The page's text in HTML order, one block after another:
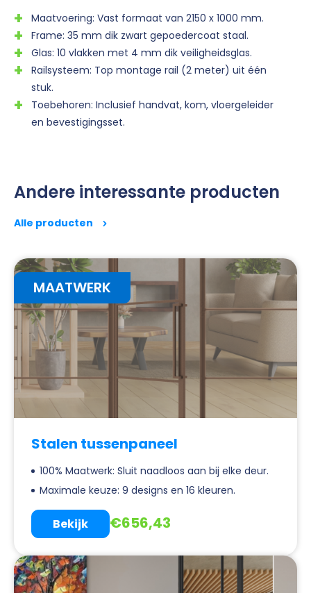
Maatvoering: Vast formaat van 2150 x 1000 mm.
Frame: 35 mm dik zwart gepoedercoat staal.
Glas: 10 vlakken met 4 mm dik veiligheidsglas.
Railsysteem: Top montage rail (2 meter) uit één
stuk.
Toebehoren: Inclusief handvat, kom, vloergeleider
en bevestigingsset.
Andere interessante producten
Alle producten
MAATWERK
Stalen tussenpaneel
100% Maatwerk: Sluit naadloos aan bij elke deur.
Maximale keuze: 9 designs en 16 kleuren.
€656,43
Bekijk